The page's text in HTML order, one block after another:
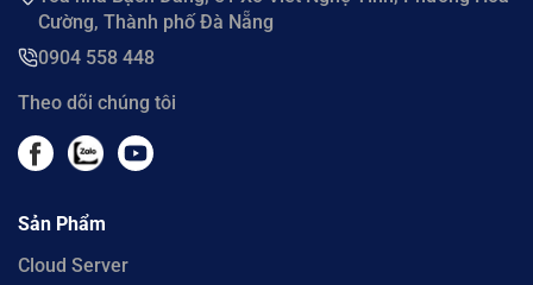
Cường, Thành phố Đà Nẵng
0904 558 448
Theo dõi chúng tôi
Sản Phẩm
Cloud Server